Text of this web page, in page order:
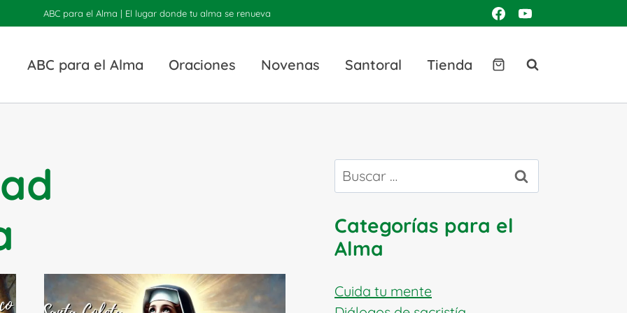
ABC para el Alma | El lugar donde tu alma se renueva
ABC para el Alma Oraciones Novenas Santoral Tienda
Buscar:
Categorías para el
Alma
Cuida tu mente